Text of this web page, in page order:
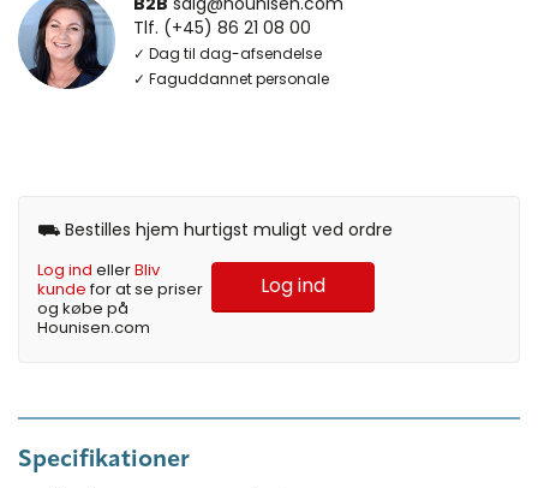
Tlf. (+45) 86 21 08 00
✓ Dag til dag-afsendelse
✓ Faguddannet personale
⛟ Bestilles hjem hurtigst muligt ved ordre
Log ind ellerBliv
kundefor at se priser
og købe på
Hounisen.com
Log ind
Specifikationer